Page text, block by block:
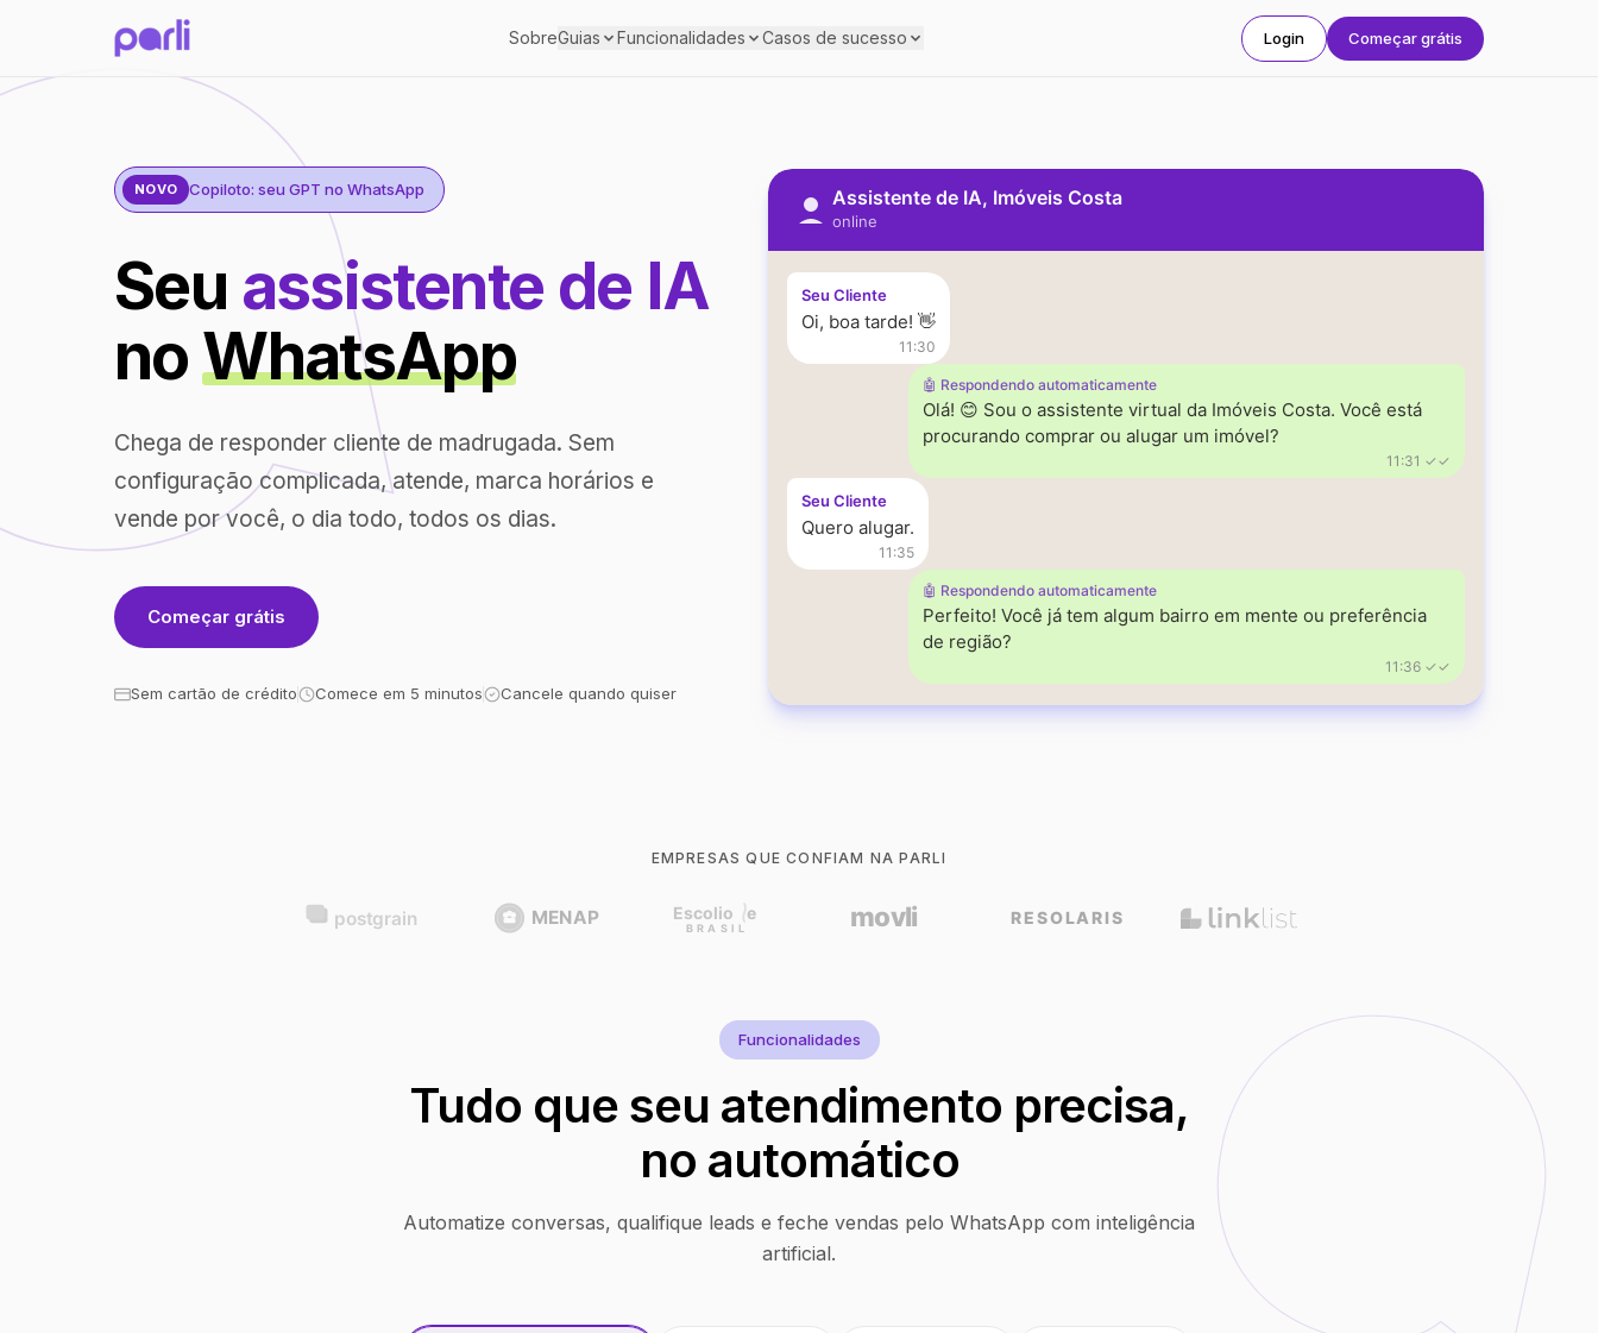
SobreGuias Funcionalidades Casos de sucesso Login Começar grátis
NOVO Copiloto: seu GPT no WhatsApp
Seu assistente de IA
noWhatsApp
Chega de responder cliente de madrugada. Sem
configuração complicada, atende, marca horários e
vende por você, o dia todo, todos os dias.
Começar grátis
Sem cartão de crédito Comece em 5 minutos Cancele quando quiser
Assistente de IA, Imóveis Costa
online
Seu Cliente
Oi, boa tarde! 👋
11:30
🤖 Respondendo automaticamente
Olá! 😊 Sou o assistente virtual da Imóveis Costa. Você está
procurando comprar ou alugar um imóvel?
11:31 ✓✓
Seu Cliente
Quero alugar.
11:35
🤖 Respondendo automaticamente
Perfeito! Você já tem algum bairro em mente ou preferência
de região?
11:36 ✓✓
EMPRESAS QUE CONFIAM NA PARLI
Funcionalidades
Tudo que seu atendimento precisa,
no automático
Automatize conversas, qualifique leads e feche vendas pelo WhatsApp com inteligência
artificial.